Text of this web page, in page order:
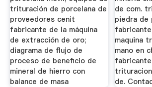
trituración de porcelana de
proveedores cenit
fabricante de la máquina
de extracción de oro;
diagrama de flujo de
proceso de beneficio de
mineral de hierro con
balance de masa
de com.
piedra de
maquina
mano en
de.